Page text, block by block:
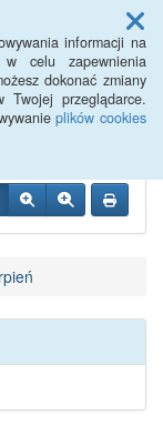
informacji na
celu zapewnienia
dokonać zmiany
Twojej przeglądarce.
plików cookies
Menu